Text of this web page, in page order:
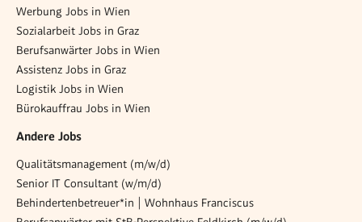
Werbung Jobs in Wien
Sozialarbeit Jobs in Graz
Berufsanwärter Jobs in Wien
Assistenz Jobs in Graz
Logistik Jobs in Wien
Bürokauffrau Jobs in Wien
Andere Jobs
Qualitätsmanagement (m/w/d)
Senior IT Consultant (w/m/d)
Behindertenbetreuer*in | Wohnhaus Franciscus